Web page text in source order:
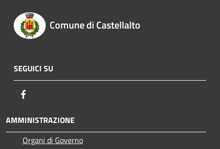
Comune di Castellalto
SEGUICI SU
AMMINISTRAZIONE
Organi di Governo